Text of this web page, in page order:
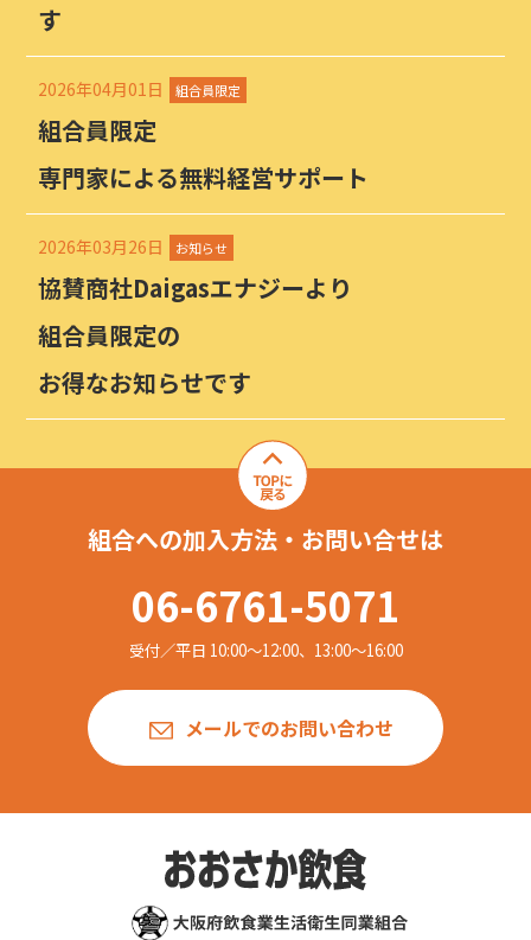
す
2026年04月01日 組合員限定
組合員限定
専門家による無料経営サポート
2026年03月26日 お知らせ
協賛商社Daigasエナジーより
組合員限定の
お得なお知らせです
組合への加入方法・お問い合せは
06-6761-5071
受付／平日 10:00〜12:00、13:00〜16:00
メールでのお問い合わせ